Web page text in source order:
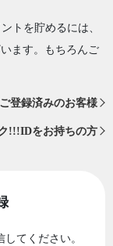
トを貯めるには、
ます。もちろんご
登録済みのお客様
!!!IDをお持ちの方
てください。